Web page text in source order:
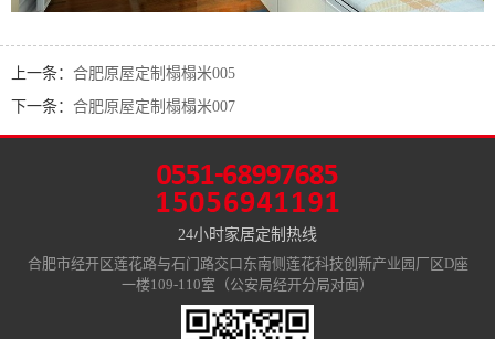
上一条： 合肥原屋定制榻榻米005
下一条： 合肥原屋定制榻榻米007
24小时家居定制热线
合肥市经开区莲花路与石门路交口东南侧莲花科技创新产业园厂区D座
一楼109-110室（公安局经开分局对面）